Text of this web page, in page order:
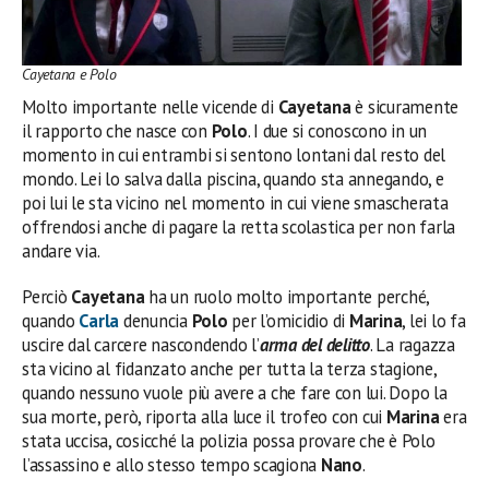
Cayetana e Polo
Molto importante nelle vicende di Cayetanaè sicuramente
il rapporto che nasce con Polo. I due si conoscono in un
momento in cui entrambi si sentono lontani dal resto del
mondo. Lei lo salva dalla piscina, quando sta annegando, e
poi lui le sta vicino nel momento in cui viene smascherata
offrendosi anche di pagare la retta scolastica per non farla
andare via.
Perciò Cayetanaha un ruolo molto importante perché,
quando Carladenuncia Polo per l’omicidio di Marina, lei lo fa
uscire dal carcere nascondendo l’arma del delitto. La ragazza
sta vicino al fidanzato anche per tutta la terza stagione,
quando nessuno vuole più avere a che fare con lui. Dopo la
sua morte, però, riporta alla luce il trofeo con cui Marinaera
stata uccisa, cosicché la polizia possa provare che è Polo
l’assassino e allo stesso tempo scagiona Nano.